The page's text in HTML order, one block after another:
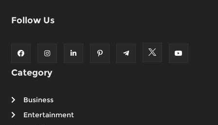
Follow Us
Category
Business
Entertainment